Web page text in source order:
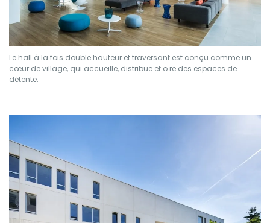
Le hall à la fois double hauteur et traversant est conçu comme un
cœur de village, qui accueille, distribue et o re des espaces de
détente.